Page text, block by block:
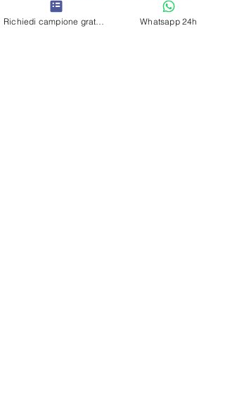
Anticatura Artigiana Whatsapp 24h